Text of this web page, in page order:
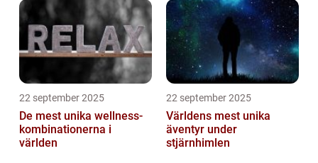
22 september 2025
De mest unika wellness-
kombinationerna i
världen
22 september 2025
Världens mest unika
äventyr under
stjärnhimlen